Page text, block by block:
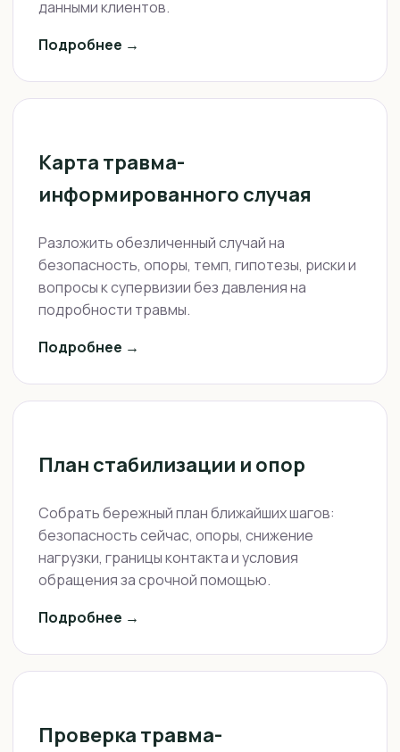
данными клиентов.
Подробнее →
Карта травма-
информированного случая
Разложить обезличенный случай на
безопасность, опоры, темп, гипотезы, риски и
вопросы к супервизии без давления на
подробности травмы.
Подробнее →
План стабилизации и опор
Собрать бережный план ближайших шагов:
безопасность сейчас, опоры, снижение
нагрузки, границы контакта и условия
обращения за срочной помощью.
Подробнее →
Проверка травма-